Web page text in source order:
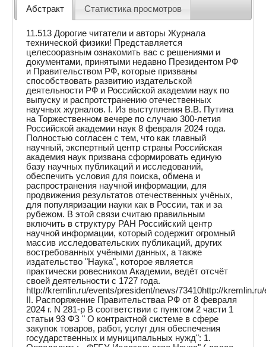
Абстракт Статистика просмотров
11.513 Дорогие читатели и авторы Журнала
технической физики! Представляется
целесооразным ознакомить вас с решениями и
документами, принятыми недавно Президентом РФ
и Правительством РФ, которые призваны
способствовать развитию издательской
деятельности РФ и Российской академии наук по
выпуску и распротстранению отечественных
научных журналов. I. Из выступления В.В. Путина
на Торжественном вечере по случаю 300-летия
Российской академии наук 8 февраля 2024 года.
Полностью согласен с тем, что как главный
научный, экспертный центр страны Российская
академия наук призвана сформировать единую
базу научных публикаций и исследований,
обеспечить условия для поиска, обмена и
распространения научной информации, для
продвижения результатов отечественных учёных,
для популяризации науки как в России, так и за
рубежом. В этой связи считаю правильным
включить в структуру РАН Российский центр
научной информации, который содержит огромный
массив исследовательских публикаций, других
востребованных учёными данных, а также
издательство "Наука", которое является
практически ровесником Академии, ведёт отсчёт
своей деятельности с 1727 года.
http://kremlin.ru/events/president/news/73410http://
II. Распоряжение Правительстваа РФ от 8 февраля
2024 г. N 281-р В соответствии с пунктом 2 части 1
статьи 93 ФЗ " О контрактной системе в сфере
закупок товаров, работ, услуг для обеспечения
государственных и муниципальных нужд": 1.